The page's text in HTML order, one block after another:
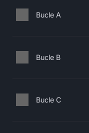
Bucle A
Bucle B
Bucle C